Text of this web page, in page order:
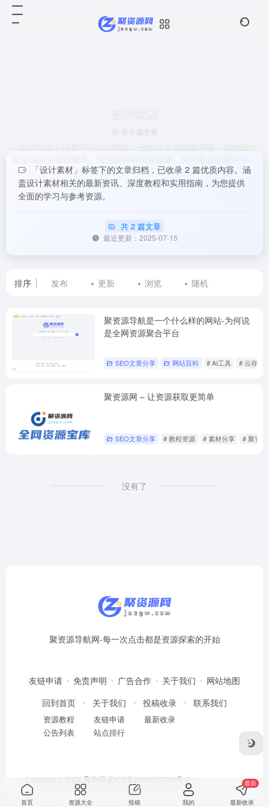
设计素材
「设计素材」标签下的文章归档，已收录 2 篇优质内容。涵盖设计
素材相关的最新资讯、深度教程和实用指南，为您提供全面的学习
与参考资源。
「设计素材」标签下的文章归档，已收录 2 篇优质内容。涵
盖设计素材相关的最新资讯、深度教程和实用指南，为您提供
全面的学习与参考资源。
共 2 篇文章
最近更新：2025-07-15
排序 发布 更新 浏览 随机
聚资源导航是一个什么样的网站-为何说
是全网资源聚合平台
SEO文章分享 网站百科 # AI工具 # 云存储
聚资源网 – 让资源获取更简单
SEO文章分享 # 教程资源 # 素材分享 # 聚资
没有了
聚资源导航网-每一次点击都是资源探索的开始
友链申请 免责声明 广告合作 关于我们
网站地图
回到首页
资源教程
公告列表
关于我们
友链申请
站点排行
投稿收录
最新收录
联系我们
Copyright © 2026 聚资源 皖ICP备2023007738号-2
首页 资源大全 投稿 我的 最新收录
最新